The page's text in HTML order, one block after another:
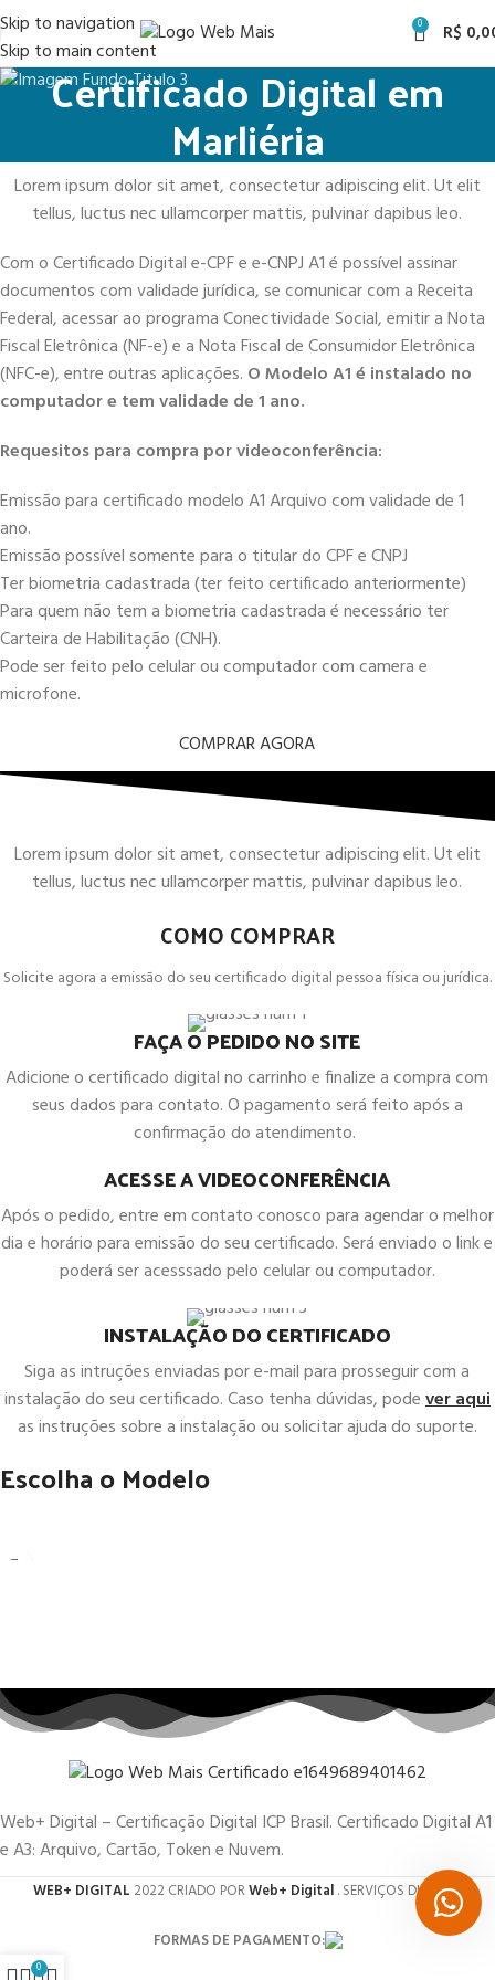
Skip to navigation
Skip to main content
0 R$
Certificado Digital em
Marliéria
Lorem ipsum dolor sit amet, consectetur adipiscing elit. Ut elit
tellus, luctus nec ullamcorper mattis, pulvinar dapibus leo.
Com o Certificado Digital e-CPF e e-CNPJ A1 é possível assinar
documentos com validade jurídica, se comunicar com a Receita
Federal, acessar ao programa Conectividade Social, emitir a Nota
Fiscal Eletrônica (NF-e) e a Nota Fiscal de Consumidor Eletrônica
(NFC-e), entre outras aplicações. O Modelo A1 é instalado no
computador e tem validade de 1 ano.
Requesitos para compra por videoconferência:
Emissão para certificado modelo A1 Arquivo com validade de 1
ano.
Emissão possível somente para o titular do CPF e CNPJ
Ter biometria cadastrada (ter feito certificado anteriormente)
Para quem não tem a biometria cadastrada é necessário ter
Carteira de Habilitação (CNH).
Pode ser feito pelo celular ou computador com camera e
microfone.
COMPRAR AGORA
Lorem ipsum dolor sit amet, consectetur adipiscing elit. Ut elit
tellus, luctus nec ullamcorper mattis, pulvinar dapibus leo.
COMO COMPRAR
Solicite agora a emissão do seu certificado digital pessoa física ou jurídica.
FAÇA O PEDIDO NO SITE
Adicione o certificado digital no carrinho e finalize a compra com
seus dados para contato. O pagamento será feito após a
confirmação do atendimento.
ACESSE A VIDEOCONFERÊNCIA
Após o pedido, entre em contato conosco para agendar o melhor
dia e horário para emissão do seu certificado. Será enviado o link e
poderá ser acesssado pelo celular ou computador.
INSTALAÇÃO DO CERTIFICADO
Siga as intruções enviadas por e-mail para prosseguir com a
instalação do seu certificado. Caso tenha dúvidas, podever aqui
as instruções sobre a instalação ou solicitar ajuda do suporte.
Escolha o Modelo
Web+ Digital – Certificação Digital ICP Brasil. Certificado Digital A1
e A3: Arquivo, Cartão, Token e Nuvem.
WEB+ DIGITAL 2022 CRIADO PORWeb+ Digital. SERVIÇOS DIGITAIS.
FORMAS DE PAGAMENTO:
0